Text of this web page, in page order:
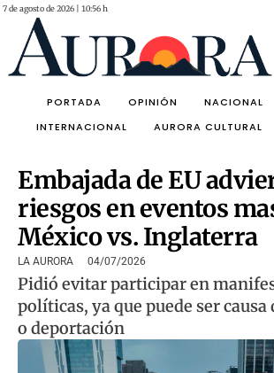
7 de agosto de 2026 | 10:56 h
PORTADA OPINIÓN NACIONAL
INTERNACIONAL
AURORA CULTURAL
Embajada de EU
riesgos en eventos
México vs. Inglaterra
LA AURORA 04/07/2026
Pidió evitar participar en
políticas, ya que puede ser
o deportación